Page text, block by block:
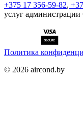
+375 17 356-59-82,
услуг
Политика
© 2026 aircond.by